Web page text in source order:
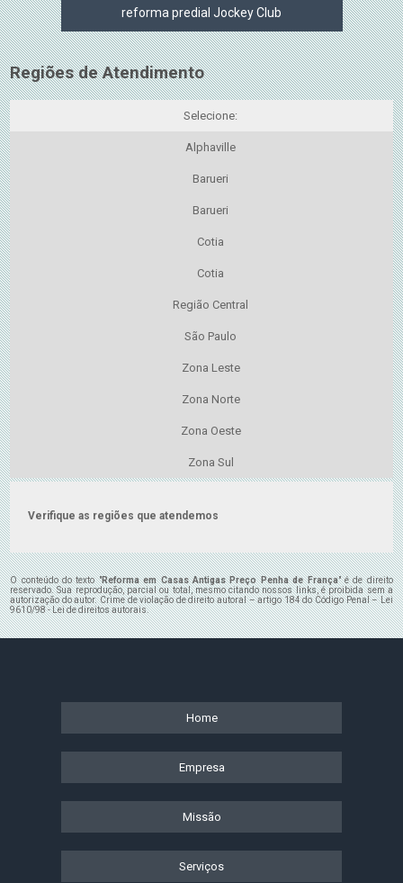
reforma predial Jockey Club
Regiões de Atendimento
Selecione:
Alphaville
Barueri
Barueri
Cotia
Cotia
Região Central
São Paulo
Zona Leste
Zona Norte
Zona Oeste
Zona Sul
Verifique as regiões que atendemos
O conteúdo do texto "Reforma em Casas Antigas Preço Penha de França" é de direito
reservado. Sua reprodução, parcial ou total, mesmo citando nossos links, é proibida sem a
autorização do autor. Crime de violação de direito autoral – artigo 184 do Código Penal –Lei
9610/98 - Lei de direitos autorais.
Home
Empresa
Missão
Serviços